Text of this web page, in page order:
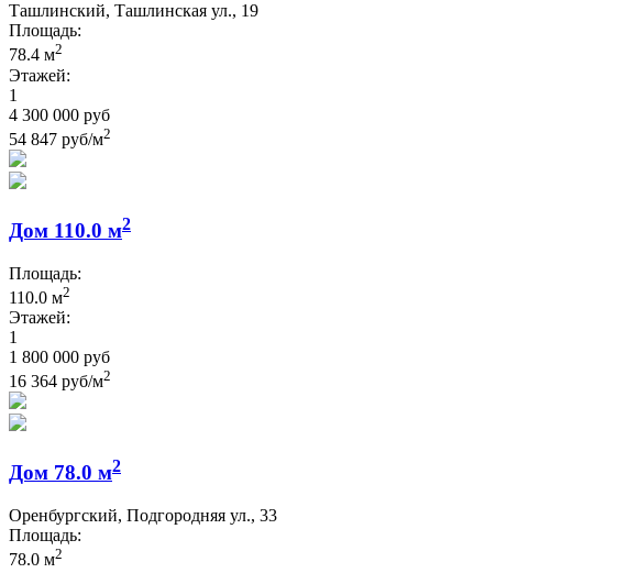
Ташлинский, Ташлинская ул., 19
Площадь:
78.4 м2
Этажей:
1
4 300 000 руб
54 847 руб/м2
Дом 110.0 м2
Площадь:
110.0 м2
Этажей:
1
1 800 000 руб
16 364 руб/м2
Дом 78.0 м2
Оренбургский, Подгородняя ул., 33
Площадь:
78.0 м2